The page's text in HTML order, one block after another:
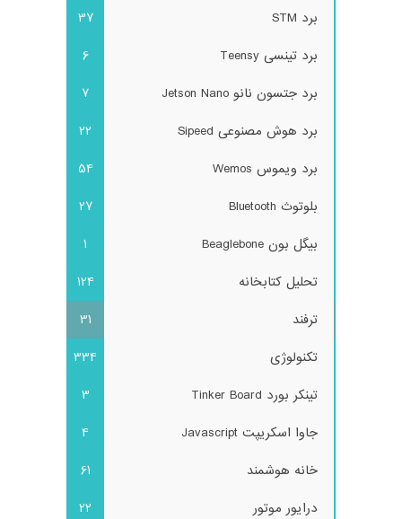
برد STM
37
برد تینسی Teensy
6
برد جتسون نانو Jetson Nano
7
برد هوش مصنوعی Sipeed
22
برد ویموس Wemos
54
بلوتوث Bluetooth
27
بیگل بون Beaglebone
1
تحلیل کتابخانه
124
ترفند
31
تکنولوژی
334
تینکر بورد Tinker Board
3
جاوا اسکریپت Javascript
4
خانه هوشمند
61
درایور موتور
22